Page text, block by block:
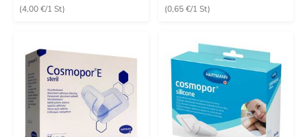
(4,00 €/1 St) (0,65 €/1 St)